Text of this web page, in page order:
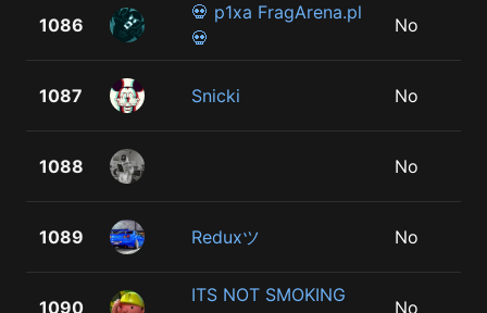
1086
💀 p1xa FragArena.pl
💀
No
1087 Snicki No
1088 No
1089 Reduxツ No
1090
ITS NOT SMOKING
No